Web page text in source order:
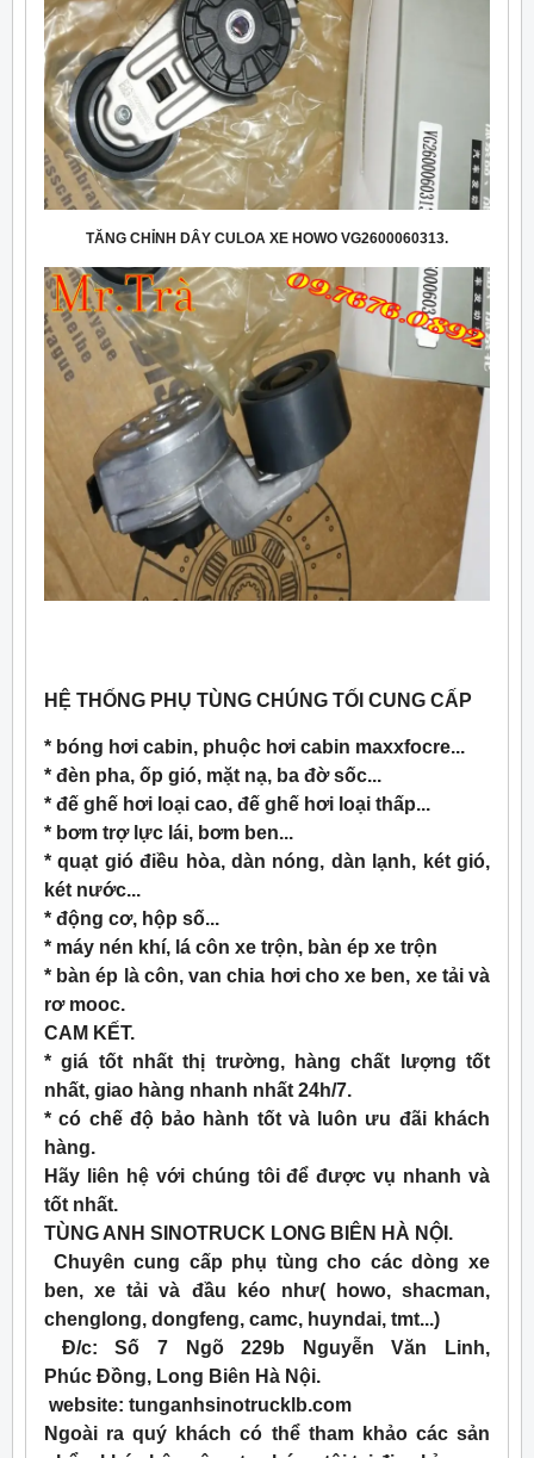
TĂNG CHỈNH DÂY CULOA XE HOWO VG2600060313.
HỆ THỐNG PHỤ TÙNG CHÚNG TỐI CUNG CẤP
* bóng hơi cabin, phuộc hơi cabin maxxfocre...
* đèn pha, ốp gió, mặt nạ, ba đờ sốc...
* đế ghế hơi loại cao, đế ghế hơi loại thấp...
* bơm trợ lực lái, bơm ben...
* quạt gió điều hòa, dàn nóng, dàn lạnh, két gió,
két nước...
* động cơ, hộp số...
* máy nén khí, lá côn xe trộn, bàn ép xe trộn
* bàn ép là côn, van chia hơi cho xe ben, xe tải và
rơ mooc.
CAM KẾT.
* giá tốt nhất thị trường, hàng chất lượng tốt
nhất, giao hàng nhanh nhất 24h/7.
* có chế độ bảo hành tốt và luôn ưu đãi khách
hàng.
Hãy liên hệ với chúng tôi để được vụ nhanh và
tốt nhất.
TÙNG ANH SINOTRUCK LONG BIÊN HÀ NỘI.
Chuyên cung cấp phụ tùng cho các dòng xe
ben, xe tải và đầu kéo như( howo, shacman,
chenglong, dongfeng, camc, huyndai, tmt...)
Đ/c: Số 7 Ngõ 229b Nguyễn Văn Linh,
Phúc Đồng, Long Biên Hà Nội.
website: tunganhsinotrucklb.com
Ngoài ra quý khách có thể tham khảo các sản